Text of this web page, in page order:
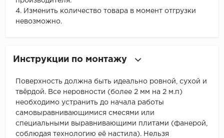
4. Изменить количество товара в момент отгрузки
невозможно.
Инструкции по монтажу
Поверхность должна быть идеально ровной, сухой и
твёрдой. Все неровности (более 2 мм на 2 м.п)
необходимо устранить до начала работы
самовыравнивающимися смесями или
специальными выравнивающими плитами (фанерой,
соблюдая технологию её настила). Нельзя